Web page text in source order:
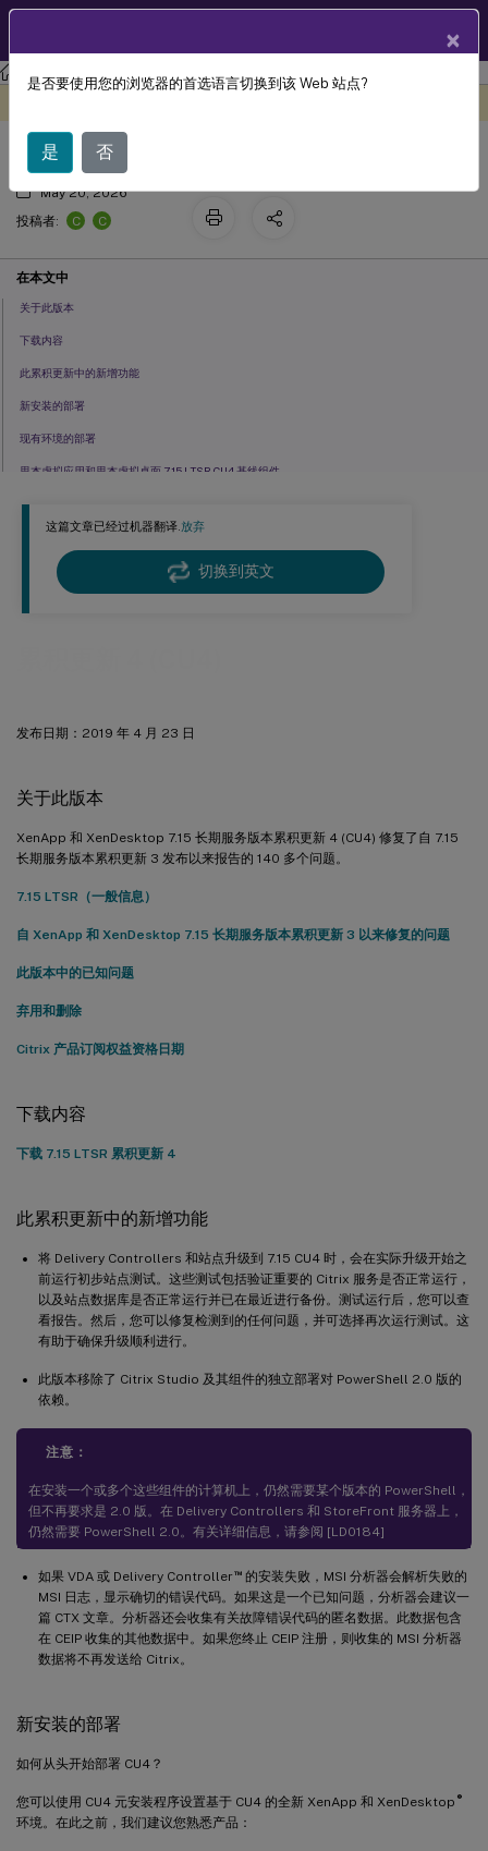
XenApp and XenDesktop XenApp 和 XenDesktop 7.15 LTSR
这篇文章已经过机器翻译.放弃
切换到英文
发布日期：2019 年 4 月 23 日
关于此版本
XenApp 和 XenDesktop 7.15 长期服务版本累积更新 4 (CU4) 修复了自 7.15
长期服务版本累积更新 3 发布以来报告的 140 多个问题。
7.15 LTSR（一般信息）
自 XenApp 和 XenDesktop 7.15 长期服务版本累积更新 3 以来修复的问题
此版本中的已知问题
弃用和删除
Citrix 产品订阅权益资格日期
下载内容
下载 7.15 LTSR 累积更新 4
此累积更新中的新增功能
将 Delivery Controllers 和站点升级到 7.15 CU4 时，会在实际升级开始之
前运行初步站点测试。这些测试包括验证重要的 Citrix 服务是否正常运行，
以及站点数据库是否正常运行并已在最近进行备份。测试运行后，您可以查
看报告。然后，您可以修复检测到的任何问题，并可选择再次运行测试。这
有助于确保升级顺利进行。
此版本移除了 Citrix Studio 及其组件的独立部署对 PowerShell 2.0 版的
依赖。
注意：
在安装一个或多个这些组件的计算机上，仍然需要某个版本的 PowerShell，
但不再要求是 2.0 版。在 Delivery Controllers 和 StoreFront 服务器上，
仍然需要 PowerShell 2.0。有关详细信息，请参阅 [LD0184]
如果 VDA 或 Delivery Controller™的安装失败，MSI 分析器会解析失败的
MSI 日志，显示确切的错误代码。如果这是一个已知问题，分析器会建议一
篇 CTX 文章。分析器还会收集有关故障错误代码的匿名数据。此数据包含
在 CEIP 收集的其他数据中。如果您终止 CEIP 注册，则收集的 MSI 分析器
数据将不再发送给 Citrix。
新安装的部署
如何从头开始部署 CU4？
您可以使用 CU4 元安装程序设置基于 CU4 的全新 XenApp 和 XenDesktop ®
环境。在此之前，我们建议您熟悉产品：
累积更新 4 (CU4)
May 20, 2026
投稿者:
C C
在本文中
关于此版本
下载内容
此累积更新中的新增功能
新安装的部署
现有环境的部署
思杰虚拟应用和思杰虚拟桌面 7.15 LTSR CU4 基线组件
思杰应用虚拟化和思杰桌面虚拟化 7.15 LTSR CU4 兼容组件
与 Citrix Workspace 应用程序兼容的版本
思杰应用和思杰桌面 7.15 LTSR 值得注意的排除项
×
是否要使用您的浏览器的首选语言切换到该 Web 站点?
是 否